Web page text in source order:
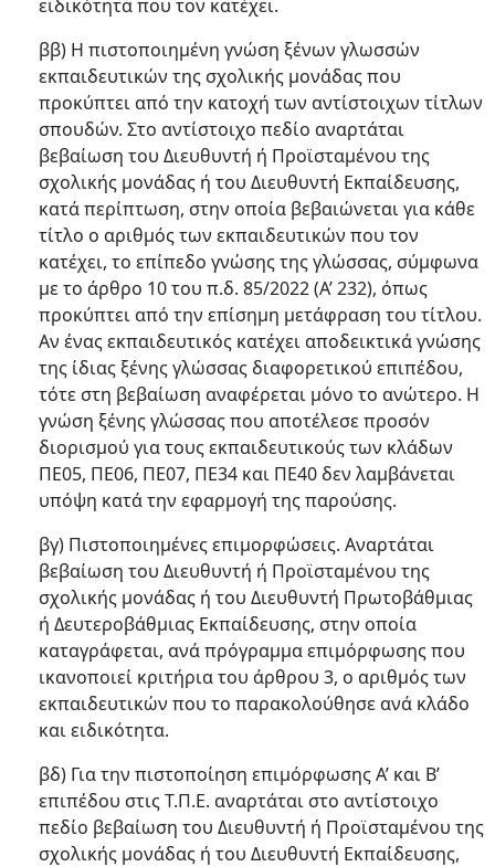
ειδικότητα που τον κατέχει.
ββ) Η πιστοποιημένη γνώση ξένων γλωσσών
εκπαιδευτικών της σχολικής μονάδας που
προκύπτει από την κατοχή των αντίστοιχων τίτλων
σπουδών. Στο αντίστοιχο πεδίο αναρτάται
βεβαίωση του Διευθυντή ή Προϊσταμένου της
σχολικής μονάδας ή του Διευθυντή Εκπαίδευσης,
κατά περίπτωση, στην οποία βεβαιώνεται για κάθε
τίτλο ο αριθμός των εκπαιδευτικών που τον
κατέχει, το επίπεδο γνώσης της γλώσσας, σύμφωνα
με το άρθρο 10 του π.δ. 85/2022 (Α’ 232), όπως
προκύπτει από την επίσημη μετάφραση του τίτλου.
Αν ένας εκπαιδευτικός κατέχει αποδεικτικά γνώσης
της ίδιας ξένης γλώσσας διαφορετικού επιπέδου,
τότε στη βεβαίωση αναφέρεται μόνο το ανώτερο. Η
γνώση ξένης γλώσσας που αποτέλεσε προσόν
διορισμού για τους εκπαιδευτικούς των κλάδων
ΠΕ05, ΠΕ06, ΠΕ07, ΠΕ34 και ΠΕ40 δεν λαμβάνεται
υπόψη κατά την εφαρμογή της παρούσης.
βγ) Πιστοποιημένες επιμορφώσεις. Αναρτάται
βεβαίωση του Διευθυντή ή Προϊσταμένου της
σχολικής μονάδας ή του Διευθυντή Πρωτοβάθμιας
ή Δευτεροβάθμιας Εκπαίδευσης, στην οποία
καταγράφεται, ανά πρόγραμμα επιμόρφωσης που
ικανοποιεί κριτήρια του άρθρου 3, ο αριθμός των
εκπαιδευτικών που το παρακολούθησε ανά κλάδο
και ειδικότητα.
βδ) Για την πιστοποίηση επιμόρφωσης Α’ και Β’
επιπέδου στις Τ.Π.Ε. αναρτάται στο αντίστοιχο
πεδίο βεβαίωση του Διευθυντή ή Προϊσταμένου της
σχολικής μονάδας ή του Διευθυντή Εκπαίδευσης,